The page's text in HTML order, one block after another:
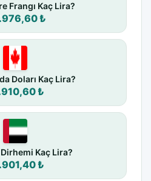
Frangı Kaç Lira?
₺
Doları Kaç Lira?
₺
Kaç Lira?
₺